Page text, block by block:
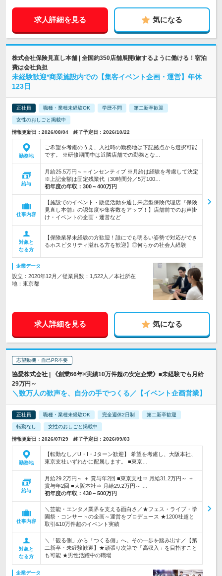
求人詳細を見る 気になる
株式会社保険見直し本舗 | 全国約350店舗展開/旅するように働ける！宿泊
費は会社負担
未経験歓迎*商業施設内での【集客イベント企画・運営】年休
123日
正社員 職種・業種未経験OK 学歴不問 第二新卒歓迎
女性のおしごと掲載中
情報更新日：2026/08/04 終了予定日：2026/10/22
勤務地
ご希望を考慮のうえ、入社時の勤務地は下記拠点から選択可能
です。 ※研修期間中は近隣店舗での勤務とな…
給与
月給25.5万円～＋インセンティブ ※月給は経験を考慮して決定
※上記金額は固定残業代（30時間分／5万100…
初年度の年収： 300～400万円
仕事内容
【施設でのイベント・販促活動を通し来店型保険代理店『保険
見直し本舗』の認知度や集客数をアップ！】店舗前でのお声掛
け・イベントの企画・運営など
対象と
なる方
【保険業界未経験の方歓迎！誰にでも明るい姿勢で対応ができ
るホスピタリティ溢れる方を歓迎】◎何らかの社会人経験
企業データ
設立：2020年12月／従業員数：1,522人／本社所在
地：東京都
求人詳細を見る 気になる
志望動機・自己PR不要
協愛株式会社 | 《創業66年×実績10万件超の安定企業》■未経験でも月給
29万円～
＼数万人の歓声を、自分の手でつくる／【イベント企画営業】
正社員 職種・業種未経験OK 完全週休2日制 第二新卒歓迎
転勤なし 女性のおしごと掲載中
情報更新日：2026/07/29 終了予定日：2026/09/03
勤務地
【転勤なし／U・I・Jターン歓迎】 希望を考慮し、大阪本社、
東京支社いずれかに配属します。 ■東京…
給与
月給29.2万円～ ＋ 賞与年2回 ■東京支社⇒ 月給31.2万円～ ＋
賞与年2回 ■大阪本社⇒ 月給29.2万円～ …
初年度の年収： 430～500万円
仕事内容
＼芸能・エンタメ業界を支える面白さ／★フェス・ライブ・学
園祭・コンサートの企画～運営をプロデュース ★1200社超と
取引&10万件超のイベント実績
対象と
なる方
＼「観る側」から「つくる側」へ。その一歩を踏み出す／【第
二新卒・未経験歓迎】★頑張り次第で「高収入」を目指すこと
も可能 ★男性活躍中の職場
企業データ